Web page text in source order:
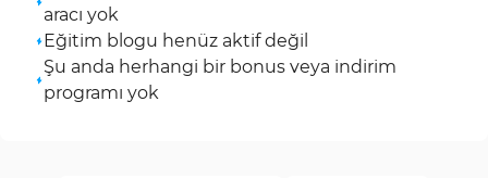
aracı yok
Eğitim blogu henüz aktif değil
Şu anda herhangi bir bonus veya indirim
programı yok